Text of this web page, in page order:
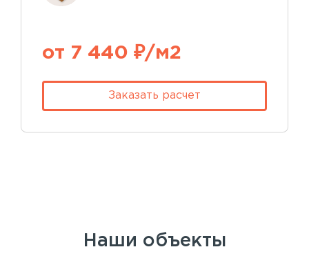
от 7 440 ₽/м2
Заказать расчет
Наши объекты